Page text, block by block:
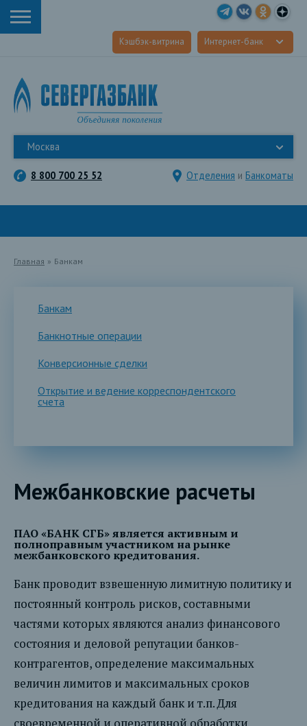
Кэшбэк-витрина Интернет-банк
Москва
8 800 700 25 52 Отделения и Банкоматы
Главная » Банкам
Банкам
Банкнотные операции
Конверсионные сделки
Открытие и ведение корреспондентского
счета
Межбанковские расчеты
ПАО «БАНК СГБ» является активным и
полноправным участником на рынке
межбанковского кредитования.
Банк проводит взвешенную лимитную политику и
постоянный контроль рисков, составными
частями которых являются анализ финансового
состояния и деловой репутации банков-
контрагентов, определение максимальных
величин лимитов и максимальных сроков
кредитования на каждый банк и т.п. Для